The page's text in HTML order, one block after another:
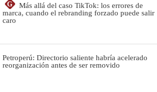
G
Más allá del caso TikTok: los errores de
marca, cuando el rebranding forzado puede salir
caro
Petroperú: Directorio saliente habría acelerado
reorganización antes de ser removido